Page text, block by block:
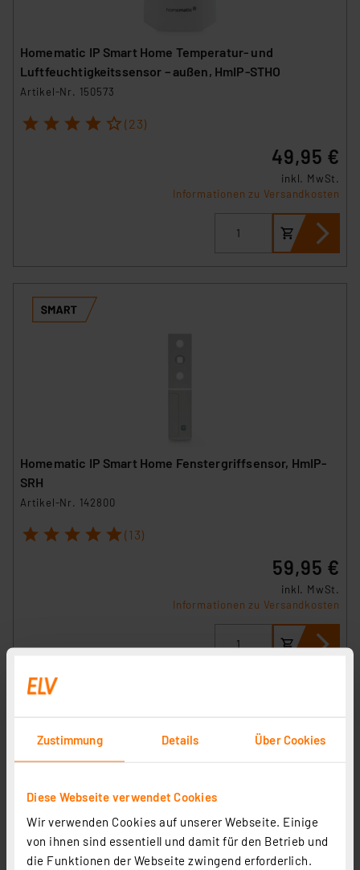
Zustimmung Details Über Cookies
Diese Webseite verwendet Cookies
Wir verwenden Cookies auf unserer Webseite. Einige
von ihnen sind essentiell und damit für den Betrieb und
die Funktionen der Webseite zwingend erforderlich.
Homematic IP Smart Home Temperatur- und
Luftfeuchtigkeitssensor – außen, HmIP-STHO
Artikel-Nr. 150573
1 2 3 4 5 (23)
49,95 €
inkl. MwSt.
Informationen zu Versandkosten
Homematic IP Smart Home Fenstergriffsensor, HmIP-
SRH
Artikel-Nr. 142800
1 2 3 4 5 (13)
59,95 €
inkl. MwSt.
Informationen zu Versandkosten